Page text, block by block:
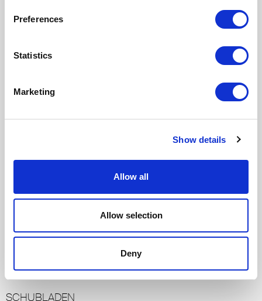
Preferences
Statistics
Marketing
Show details
Allow all
Allow selection
Deny
Glasplatte
SCHUBLADEN